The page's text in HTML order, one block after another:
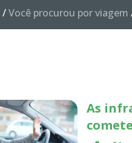
/Você procurou por viagem
As